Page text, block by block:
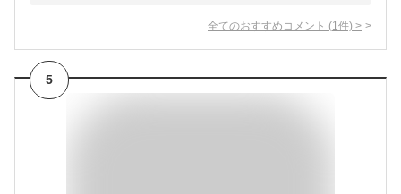
全てのおすすめコメント (1 件) >
5